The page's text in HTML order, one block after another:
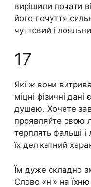
вирішили почати
його почуття
чуттєвий і
17
Які ж вони
міцні фізичні
душею. Хочете
проявляйте свою
терплять фальші
їх делікатний
Їм дуже складно
Слово «ні» на